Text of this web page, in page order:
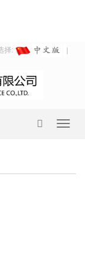
择: